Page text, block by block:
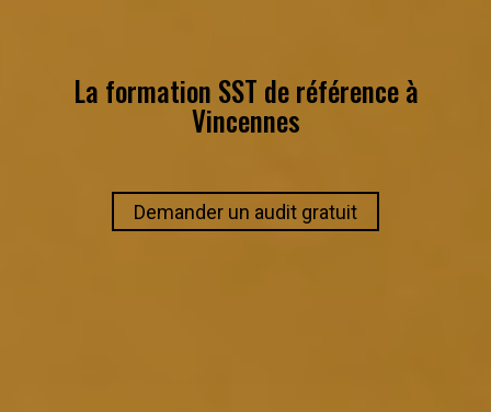
La formation SST de référence à
Vincennes
Demander un audit gratuit